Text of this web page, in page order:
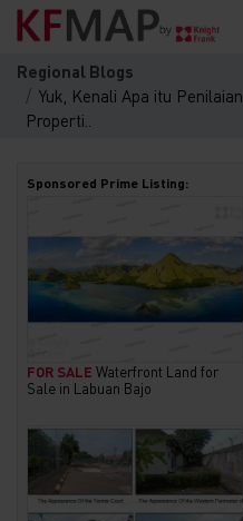
Regional Blogs
Yuk, Kenali Apa itu Penilaian
Properti..
Sponsored Prime Listing:
FOR SALE Waterfront Land for
Sale in Labuan Bajo